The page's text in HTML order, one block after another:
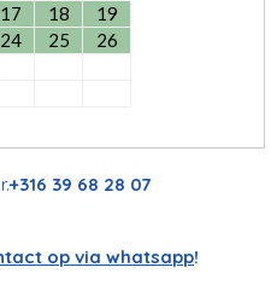
17 18
19
24 25
26
+316 39 68 28 07
op via whatsapp!